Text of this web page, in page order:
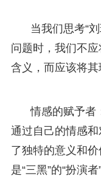
当我们思考“
问题时，我们不
含义，而应该将其
情感的赋予者
通过自己的情感和
了独特的意义和
是“三黑”的“扮演